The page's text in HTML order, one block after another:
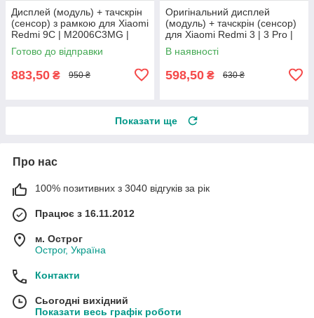
Дисплей (модуль) + тачскрін
(сенсор) з рамкою для Xiaomi
Redmi 9C | M2006C3MG |
M2006C3MT, Original (PRC)
Готово до відправки
883,50 ₴ 950 ₴
Оригінальний дисплей
(модуль) + тачскрін (сенсор)
для Xiaomi Redmi 3 | 3 Pro |
3s | 3s Prime | 3x (чорний)
В наявності
598,50 ₴ 630 ₴
Показати ще
Про нас
100% позитивних з 3040 відгуків за рік
Працює з 16.11.2012
м. Острог
Острог, Україна
Контакти
Сьогодні вихідний
Показати весь графік роботи